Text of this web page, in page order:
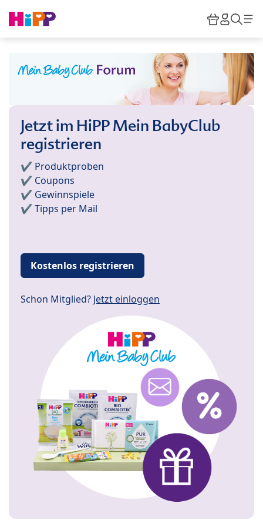
HiPP
Jetzt im HiPP Mein BabyClub
registrieren
✔️ Produktproben
✔️ Coupons
✔️ Gewinnspiele
✔️ Tipps per Mail
Kostenlos registrieren
Schon Mitglied? Jetzt einloggen